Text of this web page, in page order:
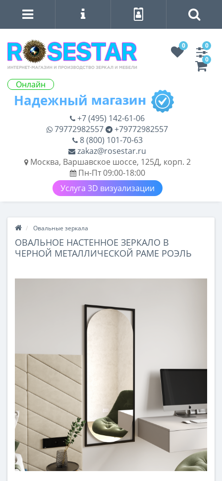
Онлайн
0
0
0
+7 (495) 142-61-06
79772982557
+79772982557
8 (800) 101-70-63
zakaz@rosestar.ru
Москва, Варшавское шоссе, 125Д, корп. 2
Пн-Пт 09:00-18:00
Услуга 3D визуализации
Овальные зеркала
ОВАЛЬНОЕ НАСТЕННОЕ ЗЕРКАЛО В
ЧЕРНОЙ МЕТАЛЛИЧЕСКОЙ РАМЕ РОЭЛЬ